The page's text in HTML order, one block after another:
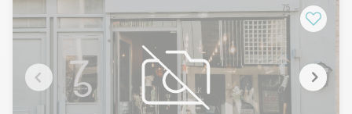
Bonne rentabilité, emplacement de premier ordre !
Autres lots possibles de 90 m² à 124 m², tout est loué.(se
renseigner auprès de l'agent) Les honoraires sont à la charge
Les informations sur les risques auxquels ce bien est exposé
sont disponibles sur le site Géorisques : www. georisques.